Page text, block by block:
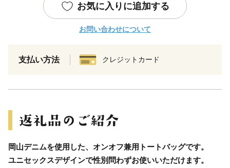
お気に入りに追加する
お問い合わせについて
支払い方法 クレジットカード
岡山デニムを使用した、オンオフ兼用トートバッグです。
ユニセックスデザインで性別問わずお使いいただけます。